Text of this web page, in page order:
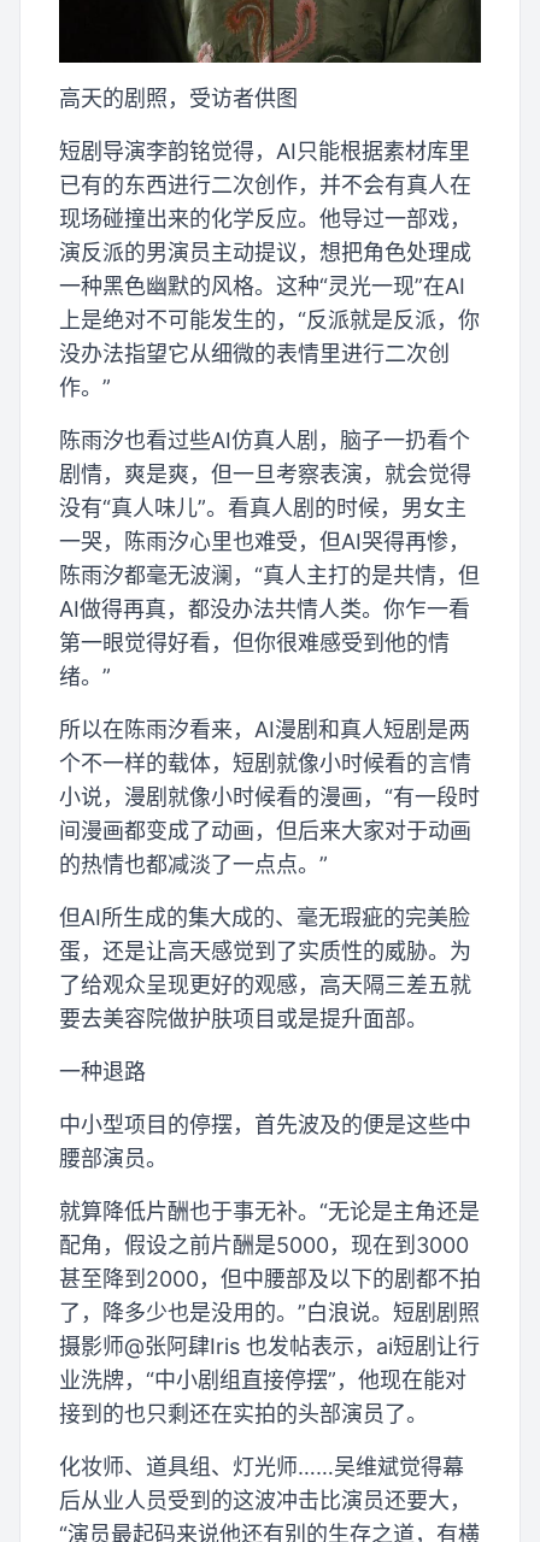
高天的剧照，受访者供图
短剧导演李韵铭觉得，AI只能根据素材库里
已有的东西进行二次创作，并不会有真人在
现场碰撞出来的化学反应。他导过一部戏，
演反派的男演员主动提议，想把角色处理成
一种黑色幽默的风格。这种“灵光一现”在AI
上是绝对不可能发生的，“反派就是反派，你
没办法指望它从细微的表情里进行二次创
作。”
陈雨汐也看过些AI仿真人剧，脑子一扔看个
剧情，爽是爽，但一旦考察表演，就会觉得
没有“真人味儿”。看真人剧的时候，男女主
一哭，陈雨汐心里也难受，但AI哭得再惨，
陈雨汐都毫无波澜，“真人主打的是共情，但
AI做得再真，都没办法共情人类。你乍一看
第一眼觉得好看，但你很难感受到他的情
绪。”
所以在陈雨汐看来，AI漫剧和真人短剧是两
个不一样的载体，短剧就像小时候看的言情
小说，漫剧就像小时候看的漫画，“有一段时
间漫画都变成了动画，但后来大家对于动画
的热情也都减淡了一点点。”
但AI所生成的集大成的、毫无瑕疵的完美脸
蛋，还是让高天感觉到了实质性的威胁。为
了给观众呈现更好的观感，高天隔三差五就
要去美容院做护肤项目或是提升面部。
一种退路
中小型项目的停摆，首先波及的便是这些中
腰部演员。
就算降低片酬也于事无补。“无论是主角还是
配角，假设之前片酬是5000，现在到3000
甚至降到2000，但中腰部及以下的剧都不拍
了，降多少也是没用的。”白浪说。短剧剧照
摄影师@张阿肆Iris 也发帖表示，ai短剧让行
业洗牌，“中小剧组直接停摆”，他现在能对
接到的也只剩还在实拍的头部演员了。
化妆师、道具组、灯光师……吴维斌觉得幕
后从业人员受到的这波冲击比演员还要大，
“演员最起码来说他还有别的生存之道，有横